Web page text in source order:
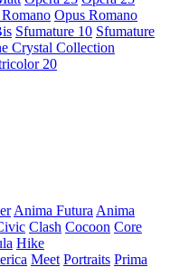
Opus Romano
Sfumature 10 Sfumature
Crystal Collection
20
Anima Futura Anima
Clash Cocoon Core
Hike
Meet Portraits Prima